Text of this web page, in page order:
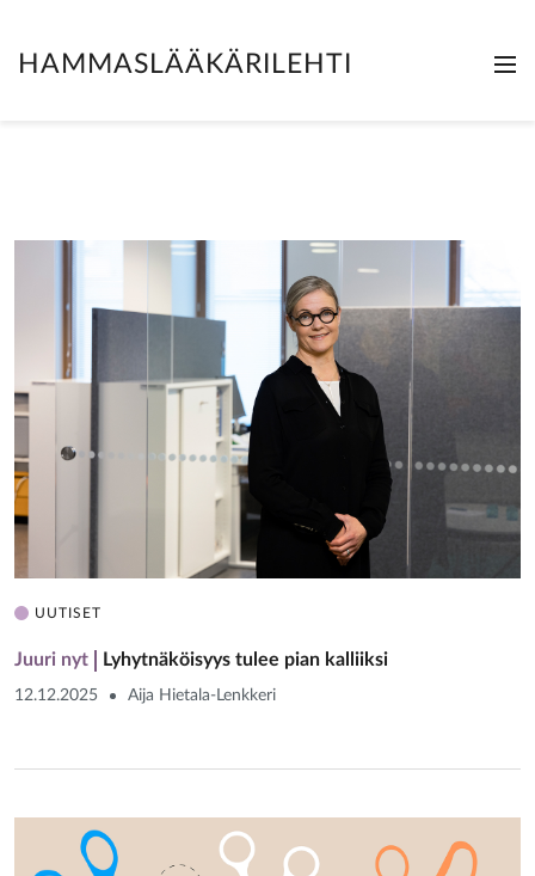
HAMMASLÄÄKÄRILEHTI
UUTISET
Juuri nyt Lyhytnäköisyys tulee pian kalliiksi
12.12.2025 Aija Hietala-Lenkkeri